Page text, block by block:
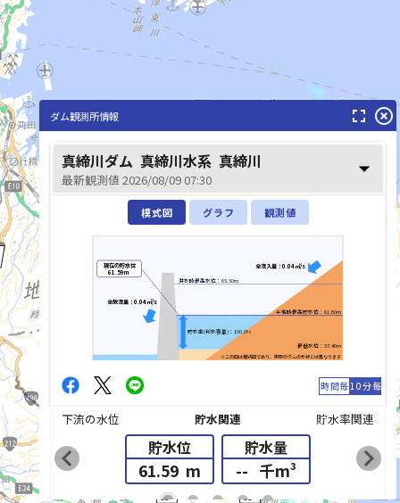
list_alt
ダム観測所情報 fullscreen highlight_off
真締川ダム 真締川水系 真締川
最新観測値 2026/08/09 07:30 arrow_drop_down
模式図 グラフ 観測値
※この図は模式図であり、実際のダムの形状とは異なります
洪水時最高水位：65.50m
平常時最高貯水位：61.60m
最低水位：57.40m
貯水率(利水容量)：100.0%
現在の貯水位
61.59m
全流入量：0.04㎥/s
全放流量：0.04㎥/s
時間毎10分毎
下流の水位 貯水関連 貯水率関連
貯水位
61.59 m
貯水量
-- 千m³
chevron_left chevron_right